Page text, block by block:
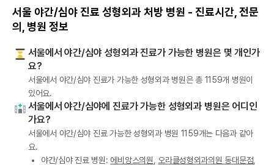
서울 야간/심야 진료 성형외과 처방 병원 - 진료시간, 전문
의, 병원 정보
서울에서 야간/심야 성형외과 진료가 가능한 병원은 몇 개인가
요?
서울에서 야간/심야 진료가 가능한 성형외과 병원은 총 1159개 병원이
있어요.
서울에서 야간/심야에 진료가 가능한 성형외과 병원은 어디인
가요?
서울에서 야간/심야 진료 가능한 성형외과 병원 1159개는 다음과 같아
요.
야간/심야 진료 병원: 에비앙스의원 오라클성형외과의원 동대문점